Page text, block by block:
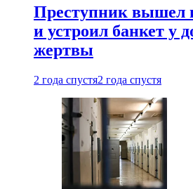
Преступник вышел
и устроил банкет у
жертвы
2 года спустя2 года спустя